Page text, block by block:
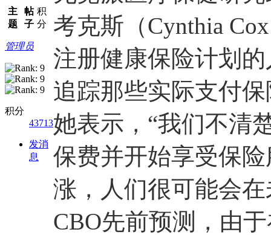
主
题
帖
子
积
分
管理员
积分
43713
发消
息
考克斯（Cynthia
注册健康保险计划
追踪那些实际支付
她表示，“我们不清
保费并开始享受保
涨，人们很可能会
CBO先前预测，由